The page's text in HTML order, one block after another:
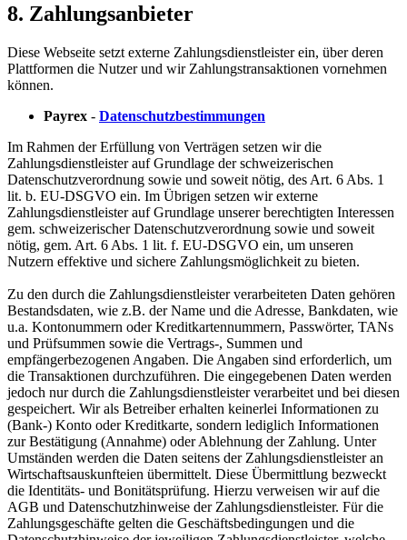
8. Zahlungsanbieter
Diese Webseite setzt externe Zahlungsdienstleister ein, über deren
Plattformen die Nutzer und wir Zahlungstransaktionen vornehmen
können.
Payrex - Datenschutzbestimmungen
Im Rahmen der Erfüllung von Verträgen setzen wir die
Zahlungsdienstleister auf Grundlage der schweizerischen
Datenschutzverordnung sowie und soweit nötig, des Art. 6 Abs. 1
lit. b. EU-DSGVO ein. Im Übrigen setzen wir externe
Zahlungsdienstleister auf Grundlage unserer berechtigten Interessen
gem. schweizerischer Datenschutzverordnung sowie und soweit
nötig, gem. Art. 6 Abs. 1 lit. f. EU-DSGVO ein, um unseren
Nutzern effektive und sichere Zahlungsmöglichkeit zu bieten.
Zu den durch die Zahlungsdienstleister verarbeiteten Daten gehören
Bestandsdaten, wie z.B. der Name und die Adresse, Bankdaten, wie
u.a. Kontonummern oder Kreditkartennummern, Passwörter, TANs
und Prüfsummen sowie die Vertrags-, Summen und
empfängerbezogenen Angaben. Die Angaben sind erforderlich, um
die Transaktionen durchzuführen. Die eingegebenen Daten werden
jedoch nur durch die Zahlungsdienstleister verarbeitet und bei diesen
gespeichert. Wir als Betreiber erhalten keinerlei Informationen zu
(Bank-) Konto oder Kreditkarte, sondern lediglich Informationen
zur Bestätigung (Annahme) oder Ablehnung der Zahlung. Unter
Umständen werden die Daten seitens der Zahlungsdienstleister an
Wirtschaftsauskunfteien übermittelt. Diese Übermittlung bezweckt
die Identitäts- und Bonitätsprüfung. Hierzu verweisen wir auf die
AGB und Datenschutzhinweise der Zahlungsdienstleister. Für die
Zahlungsgeschäfte gelten die Geschäftsbedingungen und die